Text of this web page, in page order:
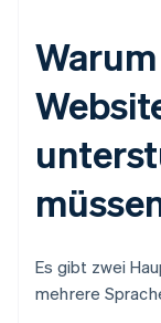
Es gibt zwei
mehrere